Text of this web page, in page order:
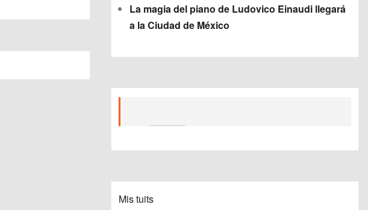
La magia del piano de Ludovico Einaudi llegará
a la Ciudad de México
Mis tuits